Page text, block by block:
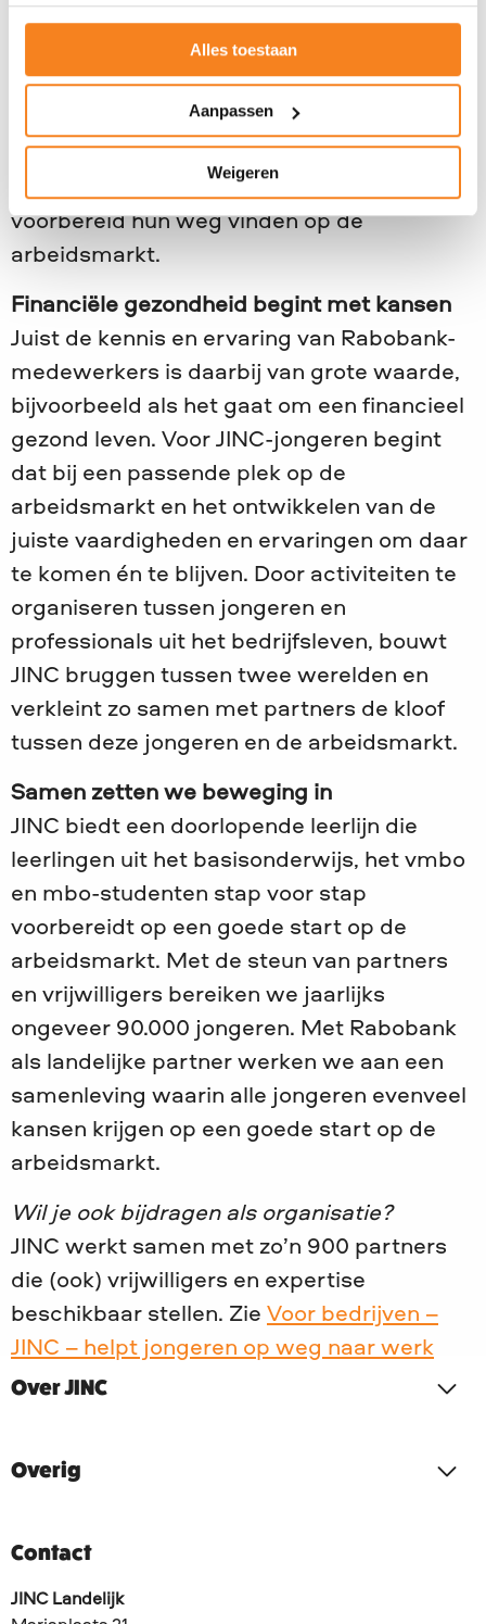
Alles toestaan
Aanpassen
Weigeren
JINC en Rabobank laten zien dat iedereen
een rolmodel kan zijn, en dat alle jongeren
een rolmodel verdienen: iemand die talent
ziet, motiveert, meedenkt en helpt bij het
ontwikkelen van vaardigheden, zodat
jongeren met zelfvertrouwen en goed
voorbereid hun weg vinden op de
arbeidsmarkt.
Financiële gezondheid begint met kansen
Juist de kennis en ervaring van Rabobank-
medewerkers is daarbij van grote waarde,
bijvoorbeeld als het gaat om een financieel
gezond leven. Voor JINC-jongeren begint
dat bij een passende plek op de
arbeidsmarkt en het ontwikkelen van de
juiste vaardigheden en ervaringen om daar
te komen én te blijven. Door activiteiten te
organiseren tussen jongeren en
professionals uit het bedrijfsleven, bouwt
JINC bruggen tussen twee werelden en
verkleint zo samen met partners de kloof
tussen deze jongeren en de arbeidsmarkt.
Samen zetten we beweging in
JINC biedt een doorlopende leerlijn die
leerlingen uit het basisonderwijs, het vmbo
en mbo-studenten stap voor stap
voorbereidt op een goede start op de
arbeidsmarkt. Met de steun van partners
en vrijwilligers bereiken we jaarlijks
ongeveer 90.000 jongeren. Met Rabobank
als landelijke partner werken we aan een
samenleving waarin alle jongeren evenveel
kansen krijgen op een goede start op de
arbeidsmarkt.
Wil je ook bijdragen als organisatie?
JINC werkt samen met zo’n 900 partners
die (ook) vrijwilligers en expertise
beschikbaar stellen. Zie Voor bedrijven –
JINC – helpt jongeren op weg naar werk
Over JINC
Overig
Contact
JINC Landelijk